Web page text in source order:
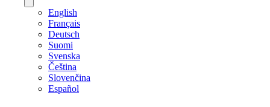
English
Français
Deutsch
Suomi
Svenska
Čeština
Slovenčina
Español